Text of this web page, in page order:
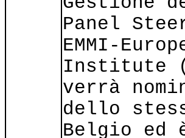
Panel
EMMI-
Institute
verrà
dello
Belgio ed